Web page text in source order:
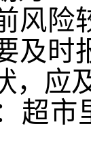
风险
及时
，应
市里